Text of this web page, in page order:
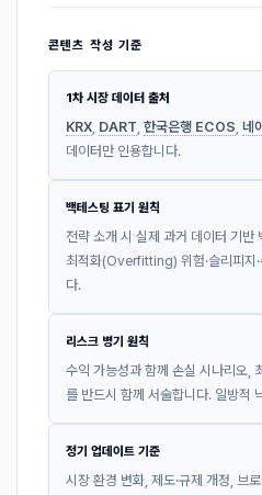
콘텐츠 작성 기준
1차 시장 데이터 출처
KRX DART 한국은행 ECOS 네
데이터만 인용합니다.
백테스팅 표기 원칙
전략 소개 시 실제 과거 데이터 기반
최적화(Overfitting) 위험·슬리피지·
다.
리스크 병기 원칙
수익 가능성과 함께 손실 시나리오,
를 반드시 함께 서술합니다. 일방적
정기 업데이트 기준
시장 환경 변화, 제도·규제 개정, 브